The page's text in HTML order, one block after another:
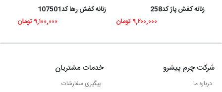
زنانه کفش پاژ کد258
۹,۲۰۰,۰۰۰ تومان
زنانه کفش رها کد107501
۹,۱۰۰,۰۰۰ تومان
شرکت چرم پیشرو
درباره ما
خدمات مشتریان
پیگیری سفارشات